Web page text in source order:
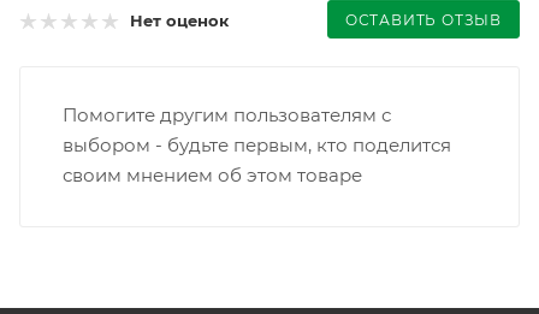
Нет оценок ОСТАВИТЬ ОТЗЫВ
Помогите другим пользователям с
выбором - будьте первым, кто поделится
своим мнением об этом товаре